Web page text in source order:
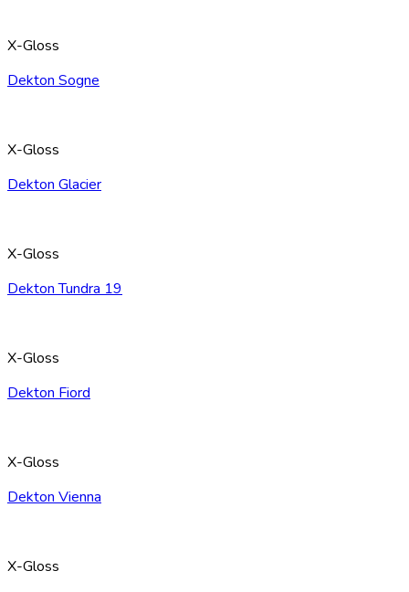
X-Gloss
Dekton Sogne
X-Gloss
Dekton Glacier
X-Gloss
Dekton Tundra 19
X-Gloss
Dekton Fiord
X-Gloss
Dekton Vienna
X-Gloss